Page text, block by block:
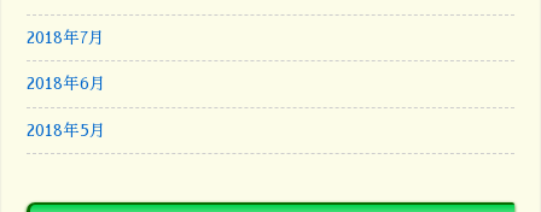
2018年7月
2018年6月
2018年5月